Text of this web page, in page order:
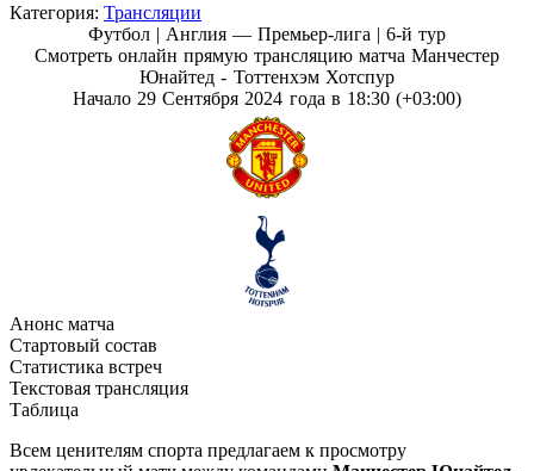
Категория: Трансляции
Футбол | Англия — Премьер-лига |6-й тур
Смотреть онлайн прямую трансляцию матча Манчестер
Юнайтед - Тоттенхэм Хотспур
Начало 29 Сентября 2024 года в 18:30 (+03:00)
Анонс матча
Стартовый состав
Статистика встреч
Текстовая трансляция
Таблица
Всем ценителям спорта предлагаем к просмотру